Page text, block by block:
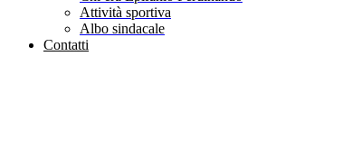
Attività sportiva
Albo sindacale
Contatti